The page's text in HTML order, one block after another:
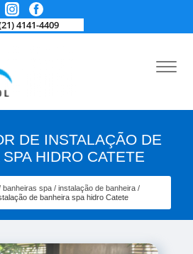
4141-4409
DE INSTALAÇÃO DE
HIDRO CATETE
banheiras spa
instalação de banheira
de banheira spa hidro Catete